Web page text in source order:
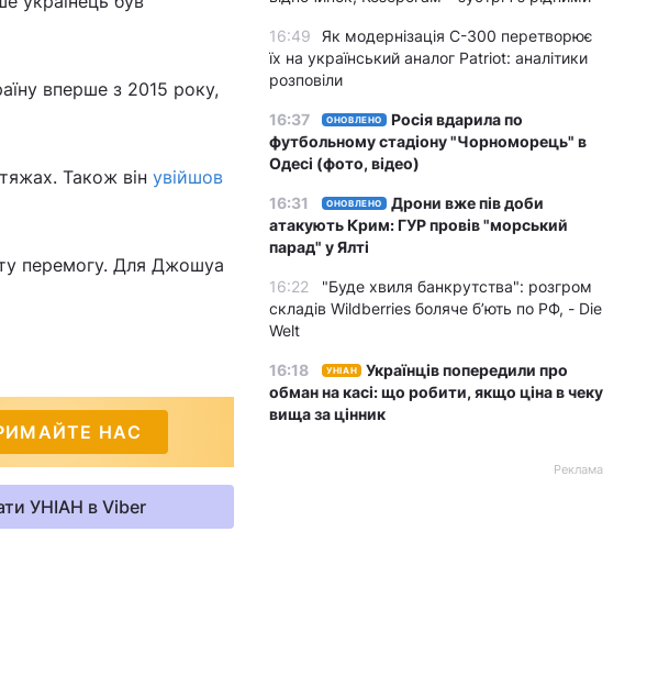
вперше з 2015 року,
Також він увійшов
ту перемогу. Для Джошуа
НАС
УНІАН в Viber
16:49
Як модернізація С-300 перетворює
їх на український аналог Patriot: аналітики
розповіли
16:37 ОНОВЛЕНО
Росія вдарила по
футбольному стадіону "Чорноморець" в
Одесі (фото, відео)
16:31 ОНОВЛЕНО
Дрони вже пів доби
атакують Крим: ГУР провів "морський
парад" у Ялті
16:22
"Буде хвиля банкрутства": розгром
складів Wildberries боляче бʼють по РФ, - Die
Welt
16:18 УНІАН
Українців попередили про
обман на касі: що робити, якщо ціна в чеку
вища за цінник
Реклама